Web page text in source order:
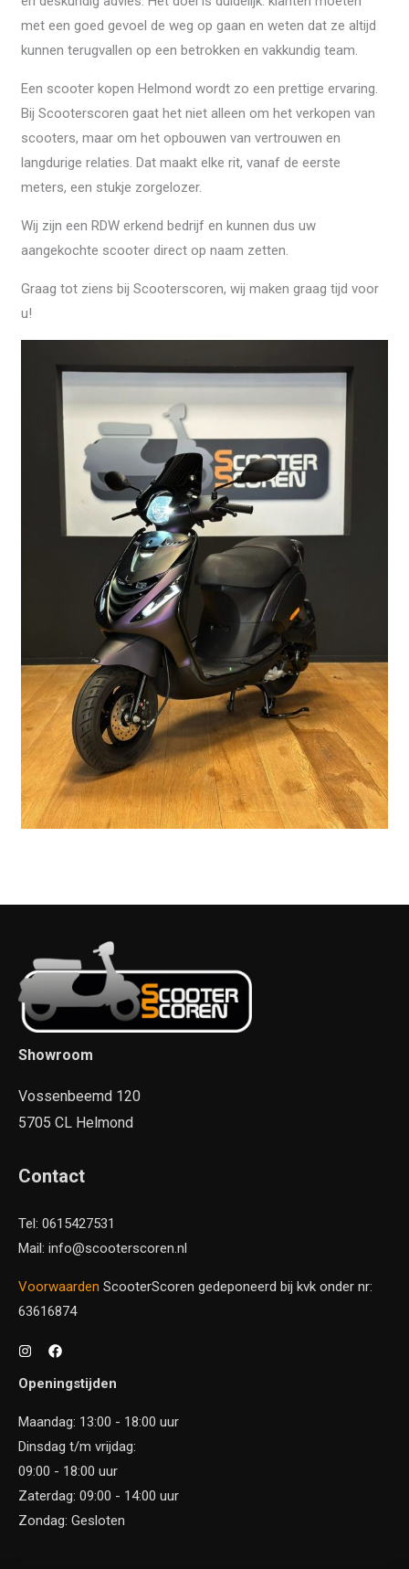
met een goed gevoel de weg op gaan en weten dat ze altijd
kunnen terugvallen op een betrokken en vakkundig team.
Een scooter kopen Helmond wordt zo een prettige ervaring.
Bij Scooterscoren gaat het niet alleen om het verkopen van
scooters, maar om het opbouwen van vertrouwen en
langdurige relaties. Dat maakt elke rit, vanaf de eerste
meters, een stukje zorgelozer.
Wij zijn een RDW erkend bedrijf en kunnen dus uw
aangekochte scooter direct op naam zetten.
Graag tot ziens bij Scooterscoren, wij maken graag tijd voor
u!
Showroom
Vossenbeemd 120
5705 CL Helmond
Contact
Tel: 0615427531
Mail: info@scooterscoren.nl
Voorwaarden ScooterScoren gedeponeerd bij kvk onder nr:
63616874
Openingstijden
Maandag: 13:00 - 18:00 uur
Dinsdag t/m vrijdag:
09:00 - 18:00 uur
Zaterdag: 09:00 - 14:00 uur
Zondag: Gesloten